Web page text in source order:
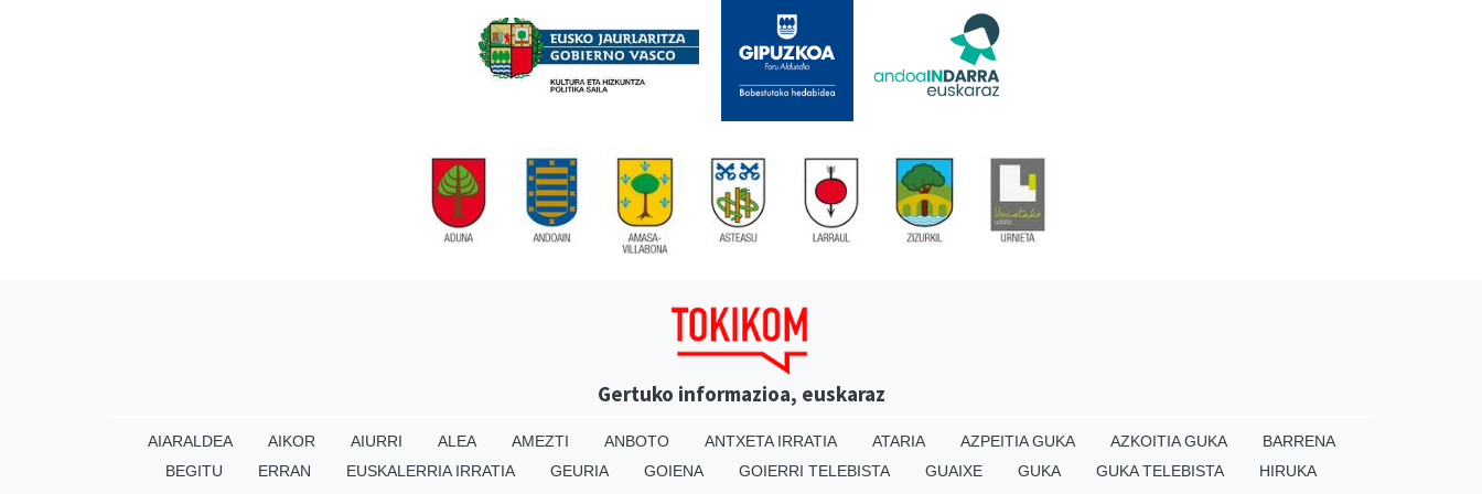
Gertuko informazioa, euskaraz
AIARALDEA AIKOR AIURRI ALEA AMEZTI ANBOTO ANTXETA IRRATIA ATARIA AZPEITIA GUKA AZKOITIA GUKA
BARRENA
BEGITU
ERRAN EUSKALERRIA IRRATIA GEURIA GOIENA GOIERRI TELEBISTA GUAIXE GUKA GUKA TELEBISTA
HIRUKA